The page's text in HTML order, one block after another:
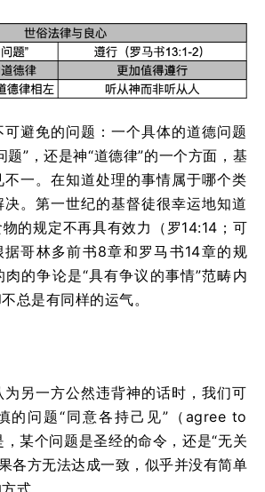
避免的问题：一个具体的道德问题
题”，还是神“道德律”的一个方面，基
一。在知道处理的事情属于哪个类
。第一世纪的基督徒很幸运地知道
的规定不再具有效力（罗14:14；可
据哥林多前书8章和罗马书14章的规
的争论是“具有争议的事情”范畴内
总是有同样的运气。
另一方公然违背神的话时，我们可
的问题“同意各持己见”（agree to
某个问题是圣经的命令，还是“无关
各方无法达成一致，似乎并没有简单
式。